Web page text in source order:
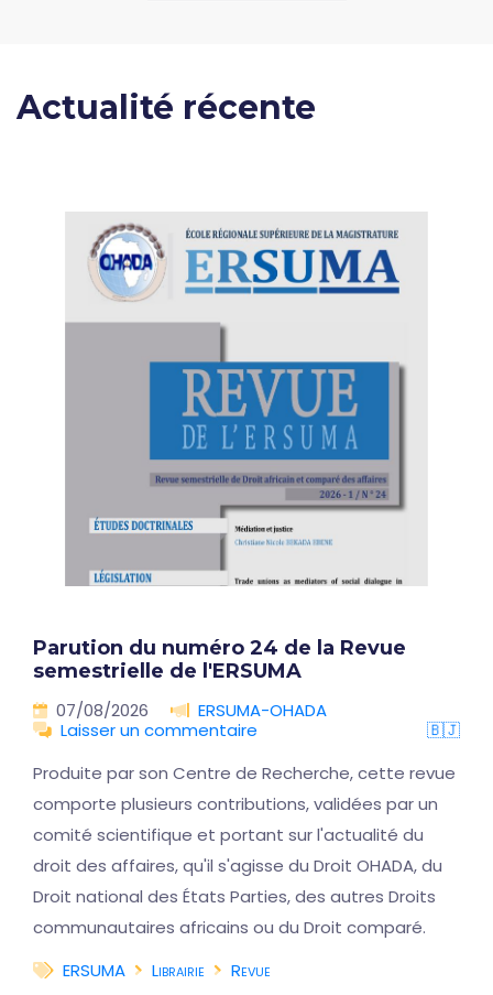
Actualité récente
Parution du numéro 24 de la Revue
semestrielle de l'ERSUMA
07/08/2026
ERSUMA-OHADA
Laisser un commentaire
🇧🇯
Produite par son Centre de Recherche, cette revue
comporte plusieurs contributions, validées par un
comité scientifique et portant sur l'actualité du
droit des affaires, qu'il s'agisse du Droit OHADA, du
Droit national des États Parties, des autres Droits
communautaires africains ou du Droit comparé.
ERSUMA
Librairie Revue